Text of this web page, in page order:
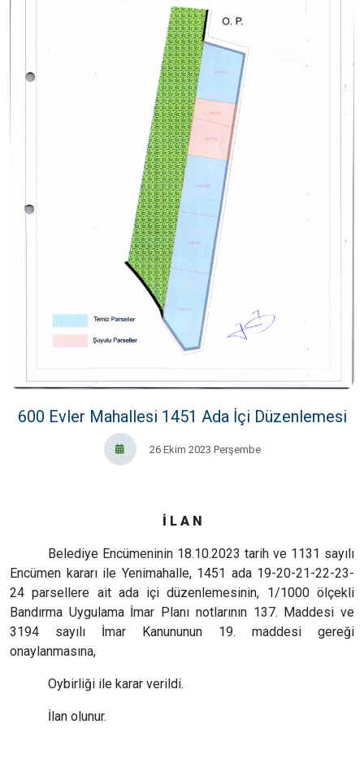
600 Evler Mahallesi 1451 Ada İçi Düzenlemesi
26 Ekim 2023 Perşembe
İ L A N
Belediye Encümeninin 18.10.2023 tarih ve 1131 sayılı
Encümen kararı ile Yenimahalle, 1451 ada 19-20-21-22-23-
24 parsellere ait ada içi düzenlemesinin, 1/1000 ölçekli
Bandırma Uygulama İmar Planı notlarının 137. Maddesi ve
3194 sayılı İmar Kanununun 19. maddesi gereği
onaylanmasına,
Oybirliği ile karar verildi.
İlan olunur.